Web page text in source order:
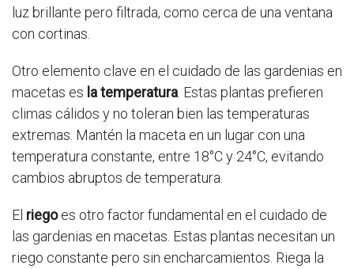
luz brillante pero filtrada, como cerca de una ventana
con cortinas.
Otro elemento clave en el cuidado de las gardenias en
macetas es la temperatura . Estas plantas prefieren
climas cálidos y no toleran bien las temperaturas
extremas. Mantén la maceta en un lugar con una
temperatura constante, entre 18°C y 24°C, evitando
cambios abruptos de temperatura.
El riegoes otro factor fundamental en el cuidado de
las gardenias en macetas. Estas plantas necesitan un
riego constante pero sin encharcamientos. Riega la